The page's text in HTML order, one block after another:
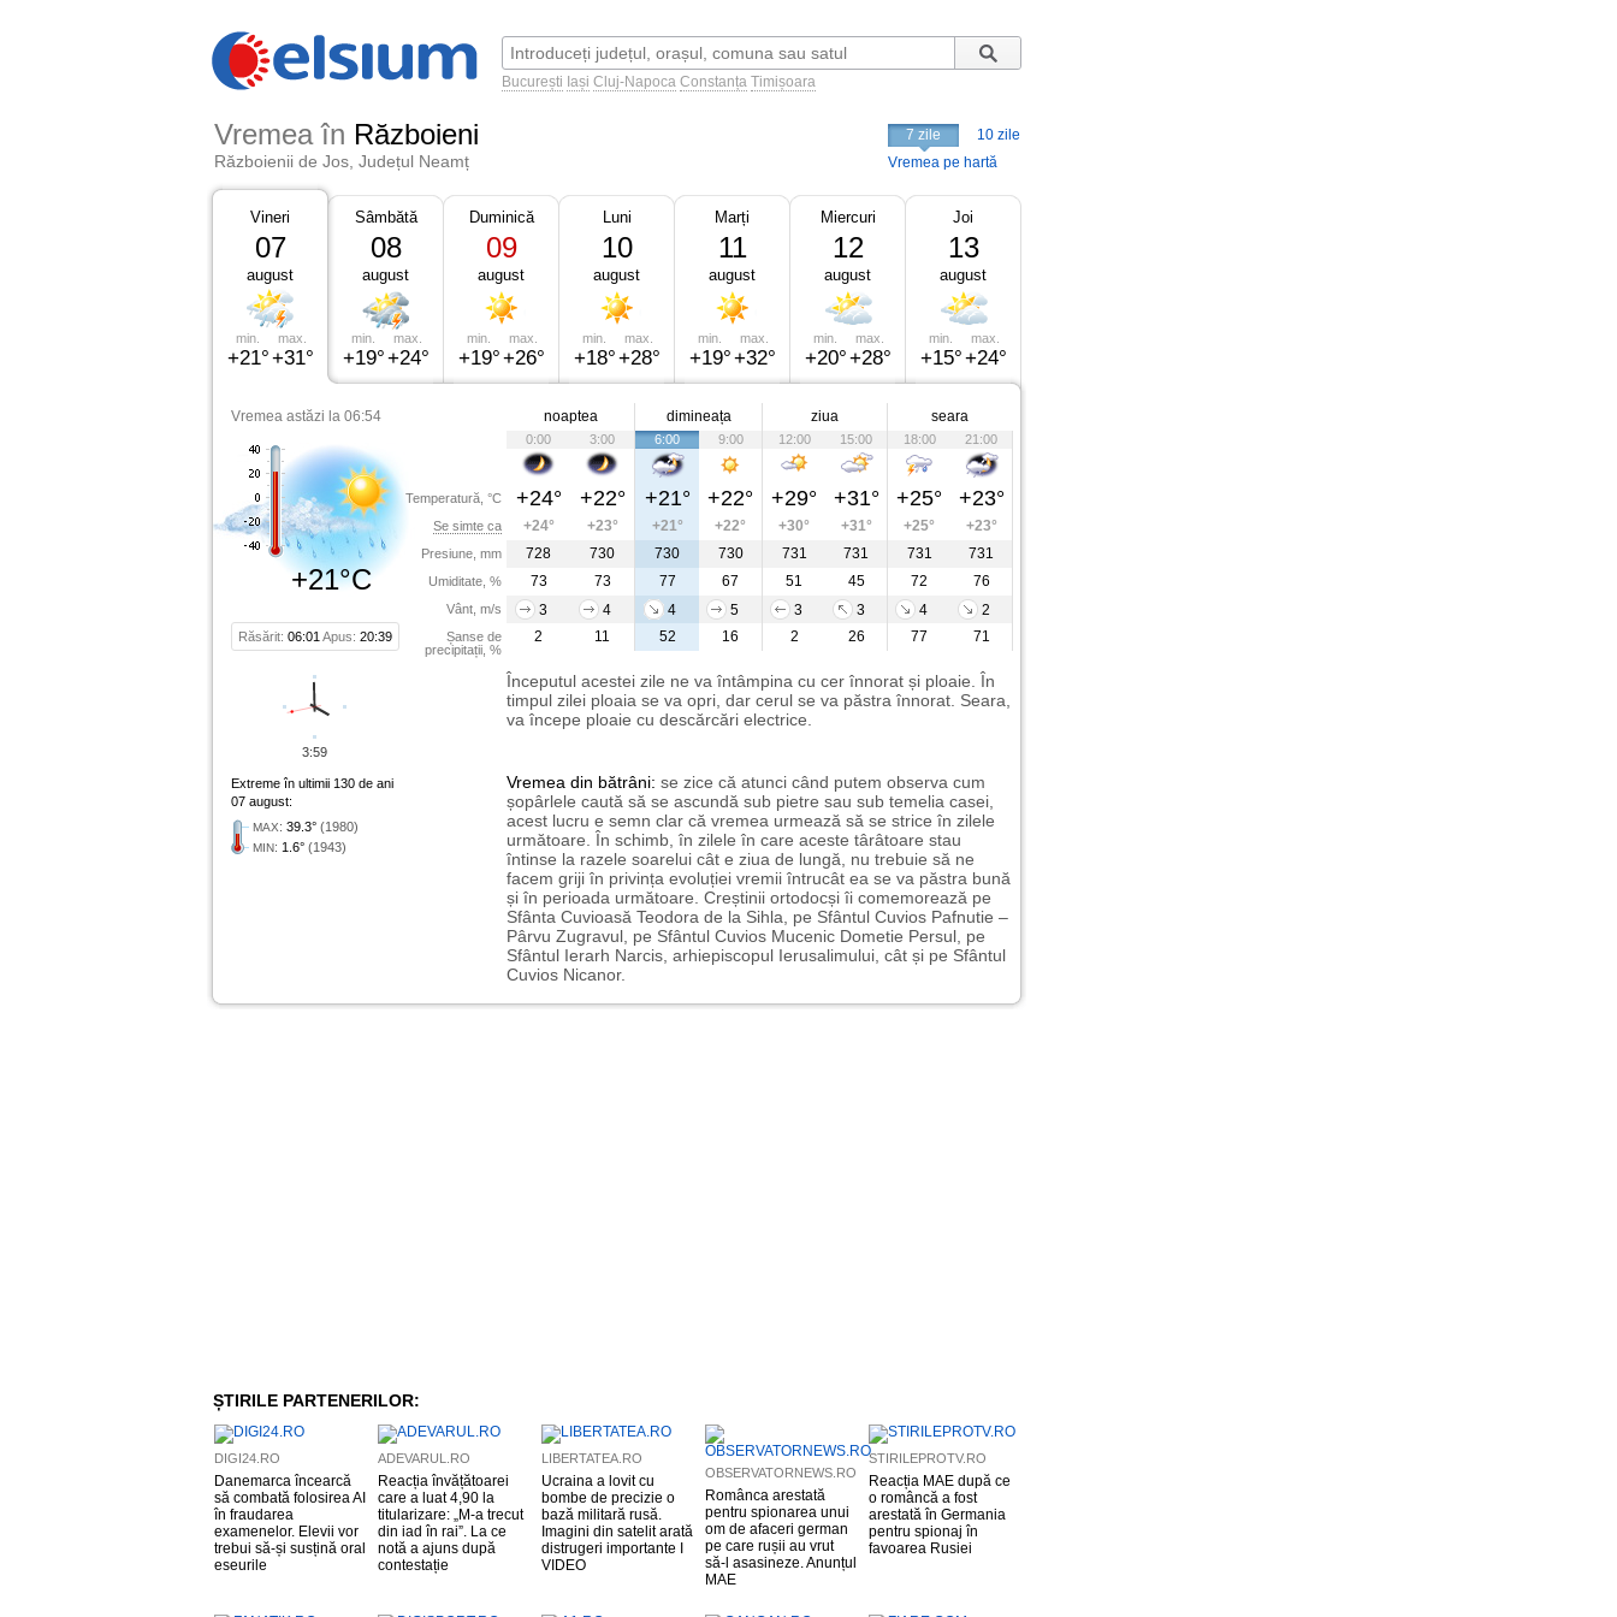
București Iași Cluj-Napoca Constanța Timișoara
Vremea în Războieni
Războienii de Jos, Județul Neamț
7 zile
10 zile
Vremea pe hartă
Vineri
07
august
min.
+21°
max.
+31°
Sâmbătă
08
august
min.
+19°
max.
+24°
Duminică
09
august
min.
+19°
max.
+26°
Luni
10
august
min.
+18°
max.
+28°
Marți
11
august
min.
+19°
max.
+32°
Miercuri
12
august
min.
+20°
max.
+28°
Joi
13
august
min.
+15°
max.
+24°
Vremea astăzi la 06:54
+21°C
Răsărit: 06:01 Apus: 20:39
Temperatură, °C
Se simte ca
Presiune, mm
Umiditate, %
Vânt, m/s
Șanse de
precipitații, %
noaptea dimineața ziua seara
0:00 3:00 6:00 9:00 12:00 15:00 18:00 21:00
+24° +22° +21° +22° +29° +31° +25° +23°
+24° +23° +21° +22° +30° +31° +25°
+23°
728
730 730 730 731 731 731
731
73
73 77 67 51 45 72
76
3
4 4 5 3 3 4
2
2
11 52 16 2 26 77 71
Începutul acestei zile ne va întâmpina cu cer înnorat și ploaie. În
timpul zilei ploaia se va opri, dar cerul se va păstra înnorat. Seara,
va începe ploaie cu descărcări electrice.
Extreme în ultimii 130 de ani
07 august:
MAX: 39.3° (1980)
MIN: 1.6° (1943)
Vremea din bătrâni: se zice că atunci când putem observa cum
șopârlele caută să se ascundă sub pietre sau sub temelia casei,
acest lucru e semn clar că vremea urmează să se strice în zilele
următoare. În schimb, în zilele în care aceste târâtoare stau
întinse la razele soarelui cât e ziua de lungă, nu trebuie să ne
facem griji în privința evoluției vremii întrucât ea se va păstra bună
și în perioada următoare. Creștinii ortodocși îi comemorează pe
Sfânta Cuvioasă Teodora de la Sihla, pe Sfântul Cuvios Pafnutie –
Pârvu Zugravul, pe Sfântul Cuvios Mucenic Dometie Persul, pe
Sfântul Ierarh Narcis, arhiepiscopul Ierusalimului, cât și pe Sfântul
Cuvios Nicanor.
3:59
ȘTIRILE PARTENERILOR:
DIGI24.RO
Danemarca încearcă
să combată folosirea AI
în fraudarea
examenelor. Elevii vor
trebui să-și susțină oral
eseurile
ADEVARUL.RO
Reacția învățătoarei
care a luat 4,90 la
titularizare: „M-a trecut
din iad în rai”. La ce
notă a ajuns după
contestație
LIBERTATEA.RO
Ucraina a lovit cu
bombe de precizie o
bază militară rusă.
Imagini din satelit arată
distrugeri importante I
VIDEO
OBSERVATORNEWS.RO
Românca arestată
pentru spionarea unui
om de afaceri german
pe care rușii au vrut
să-l asasineze. Anunțul
MAE
STIRILEPROTV.RO
Reacția MAE după ce
o româncă a fost
arestată în Germania
pentru spionaj în
favoarea Rusiei